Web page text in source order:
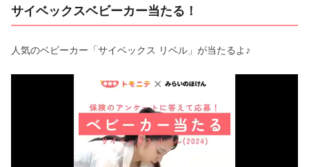
サイベックスベビーカー当たる！
人気のベビーカー「サイベックス リベル」が当たるよ♪